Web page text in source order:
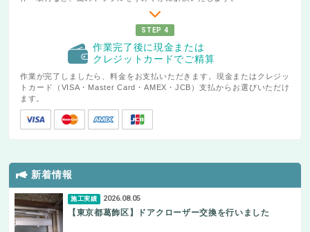
STEP 4
作業完了後に現金または
クレジットカードでご精算
作業が完了しましたら、料金をお支払いただきます。現金またはクレジッ
トカード（VISA・Master Card・AMEX・JCB）支払からお選びいただけ
ます。
新着情報
施工実績 2026.08.05
【東京都葛飾区】ドアクローザー交換を行いました